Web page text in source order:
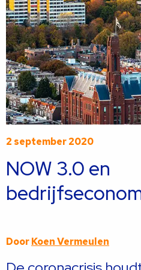
2 september 2020
NOW 3.0 en
DoorKoen Vermeulen